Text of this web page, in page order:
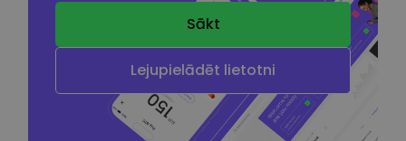
Sākt
Lejupielādēt lietotni